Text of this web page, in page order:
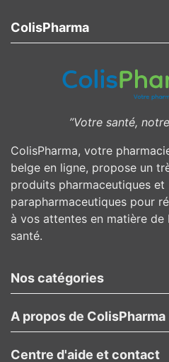
ColisPharma
”Votre santé,
ColisPharma, votre
belge en ligne, propose un
produits pharmaceutiques et
parapharmaceutiques pour
à vos attentes en matière
santé.
Nos catégories
A propos de ColisPharma
Centre d'aide et contact